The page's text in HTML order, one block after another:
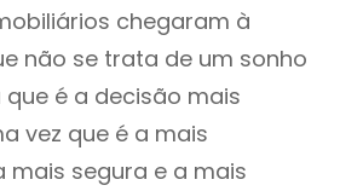
chegaram à
não se trata de um sonho
é a decisão mais
vez que é a mais
mais segura e a mais